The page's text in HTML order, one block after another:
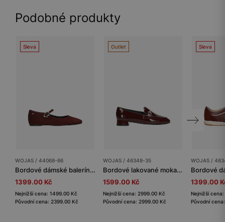
Podobné produkty
Sleva
WOJAS / 44068-66
Bordové dámské balerínky s páskem a ozdobnou přezkou
1399.00 Kč
Nejnižší cena: 1499.00 Kč
Původní cena: 2399.00 Kč
Outlet
WOJAS / 46348-35
Bordové lakované mokasíny dámské na nízkém podpatku
1599.00 Kč
Nejnižší cena: 2999.00 Kč
Původní cena: 2999.00 Kč
Sleva
WOJAS /
1399.00
Nejnižší
Původní